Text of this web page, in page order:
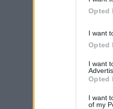
Opted
I want
Opted
I want
Opted
I want
of my